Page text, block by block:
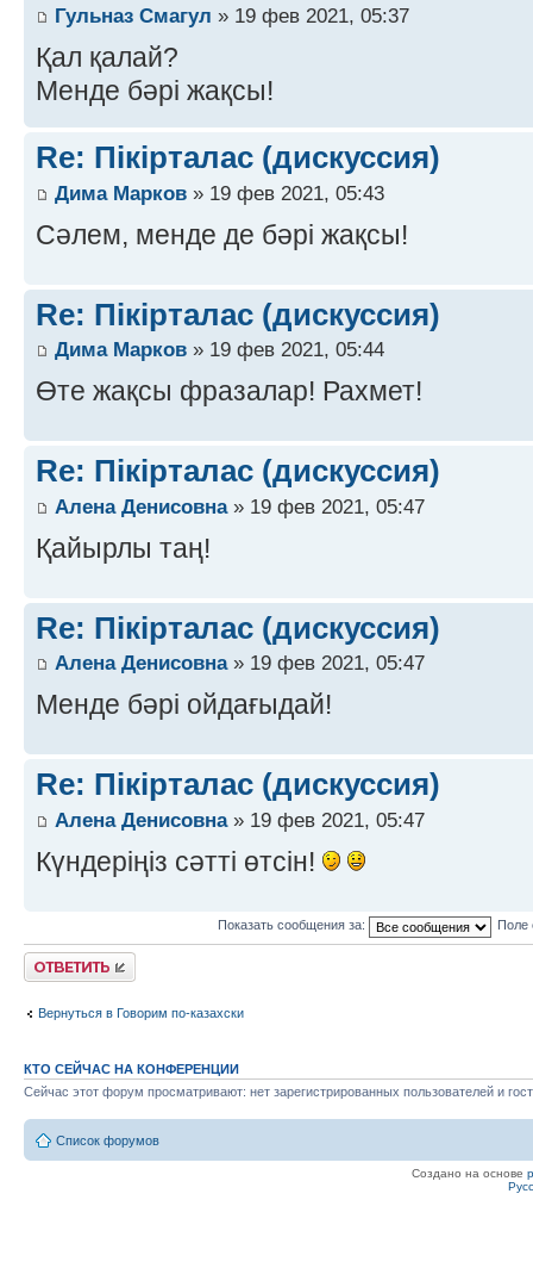
Гульназ Смагул » 19 фев 2021, 05:37
Қал қалай?
Менде бәрі жақсы!
Re: Пікірталас (дискуссия)
Дима Марков » 19 фев 2021, 05:43
Сәлем, менде де бәрі жақсы!
Re: Пікірталас (дискуссия)
Дима Марков » 19 фев 2021, 05:44
Өте жақсы фразалар! Рахмет!
Re: Пікірталас (дискуссия)
Алена Денисовна» 19 фев 2021, 05:47
Қайырлы таң!
Re: Пікірталас (дискуссия)
Алена Денисовна» 19 фев 2021, 05:47
Менде бәрі ойдағыдай!
Re: Пікірталас (дискуссия)
Алена Денисовна» 19 фев 2021, 05:47
Күндеріңіз сәтті өтсін!
Показать сообщения за: Поле
Ответить
Вернуться в Говорим по-казахски
КТО СЕЙЧАС НА КОНФЕРЕНЦИИ
Сейчас этот форум просматривают: нет зарегистрированных пользователей и
Список форумов
Создано на основе